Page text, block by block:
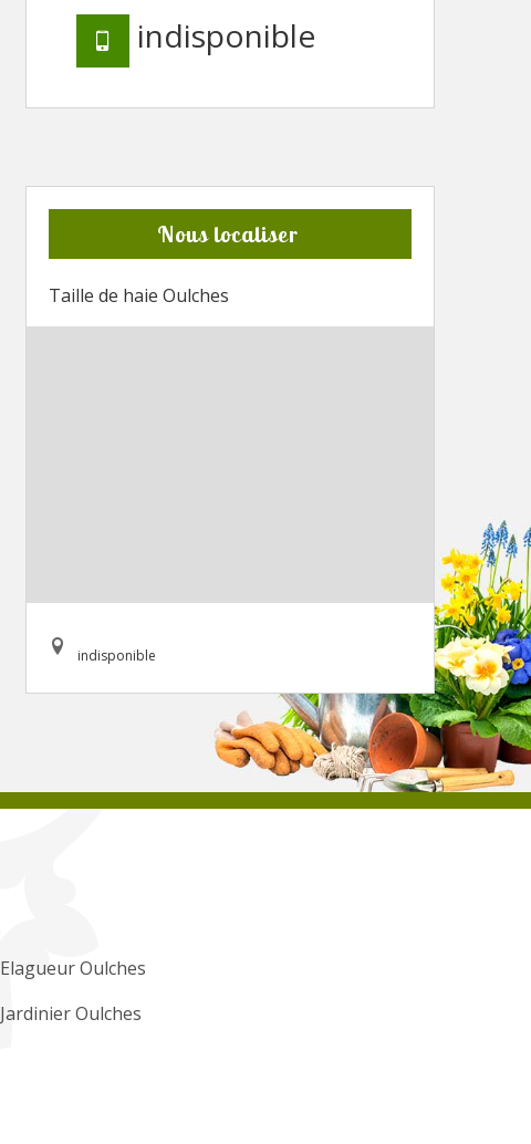
indisponible
Nous localiser
Taille de haie Oulches
indisponible
Elagueur Oulches
Jardinier Oulches